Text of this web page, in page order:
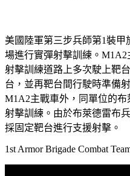
美國陸軍第三步兵師第1裝
場進行實彈射擊訓練。
射擊訓練道路上多次駛上靶
台，並再靶台間行駛時準備
M1A2主戰車外，同單位的
射擊訓練。由於布萊德雷布
採固定靶台進行支援射擊。
1st Armor Brigade Combat